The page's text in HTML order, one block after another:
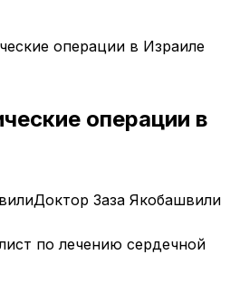
операции в Израиле
операции в
Доктор Заза Якобашвили
по лечению сердечной